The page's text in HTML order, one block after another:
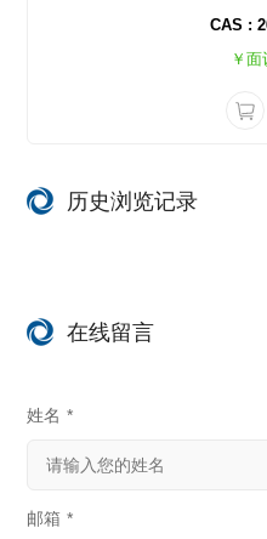
CAS :
￥面
历史浏览记录
在线留言
姓名 *
邮箱 *